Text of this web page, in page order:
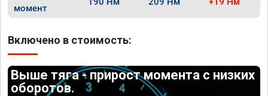
момент
Включено в стоимость:
Выше тяга - прирост момента с низких
оборотов.